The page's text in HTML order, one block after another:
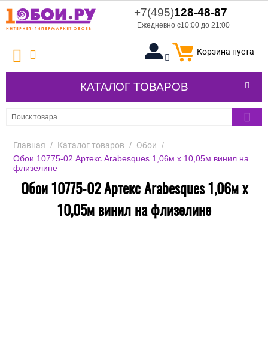
+7(495)128-48-87
Ежедневно с10:00 до 21:00
Корзина пуста
КАТАЛОГ ТОВАРОВ
Главная / Каталог товаров / Обои /
Обои 10775-02 Артекс Arabesques 1,06м х 10,05м винил на
флизелине
Обои 10775-02 Артекс Arabesques 1,06м х
10,05м винил на флизелине